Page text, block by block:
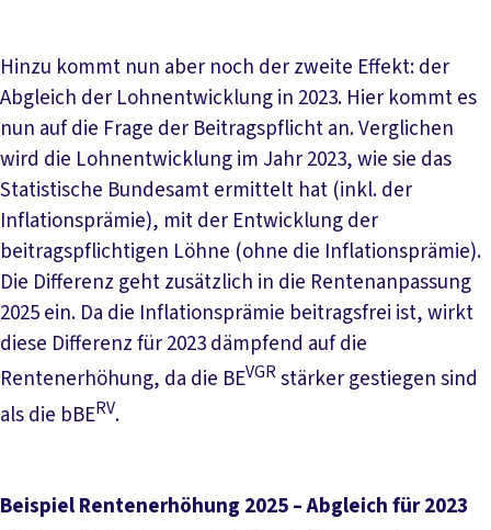
Hinzu kommt nun aber noch der zweite Effekt: der
Abgleich der Lohnentwicklung in 2023. Hier kommt es
nun auf die Frage der Beitragspflicht an. Verglichen
wird die Lohnentwicklung im Jahr 2023, wie sie das
Statistische Bundesamt ermittelt hat (inkl. der
Inflationsprämie), mit der Entwicklung der
beitragspflichtigen Löhne (ohne die Inflationsprämie).
Die Differenz geht zusätzlich in die Rentenanpassung
2025 ein. Da die Inflationsprämie beitragsfrei ist, wirkt
diese Differenz für 2023 dämpfend auf die
Rentenerhöhung, da die BEVGRstärker gestiegen sind
als die bBERV.
Beispiel Rentenerhöhung 2025 – Abgleich für 2023